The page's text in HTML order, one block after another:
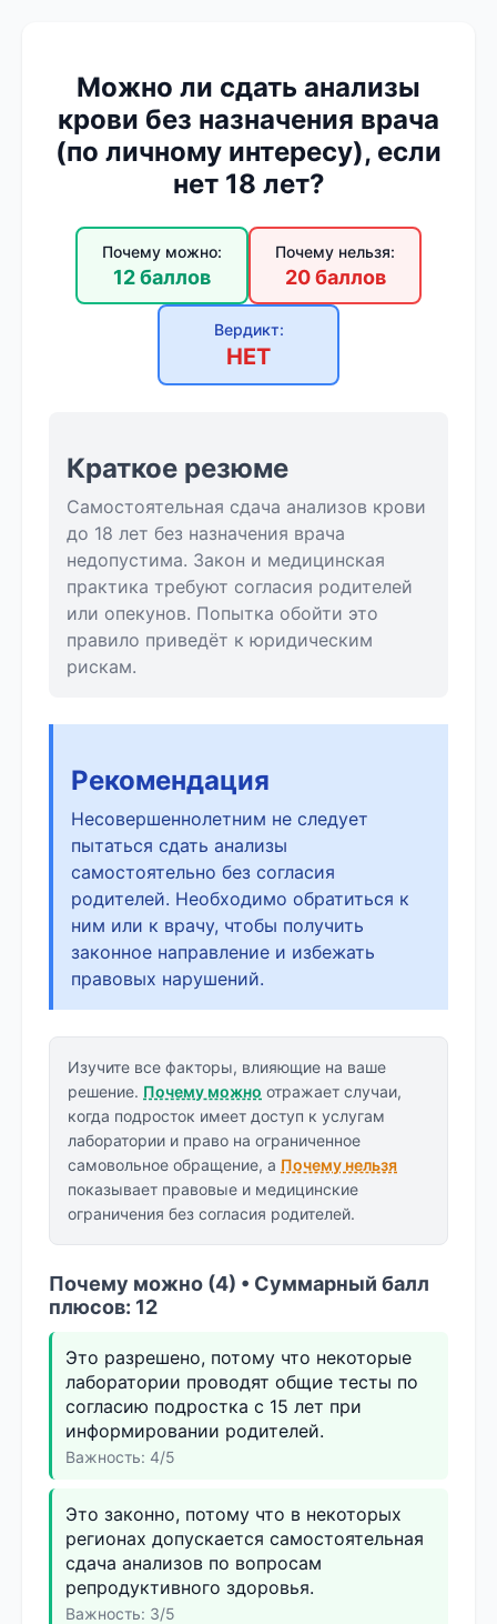
Можно ли сдать анализы
крови без назначения врача
(по личному интересу), если
нет 18 лет?
Почему можно:
12 баллов
Почему нельзя:
20 баллов
Вердикт:
НЕТ
Краткое резюме
Самостоятельная сдача анализов крови
до 18 лет без назначения врача
недопустима. Закон и медицинская
практика требуют согласия родителей
или опекунов. Попытка обойти это
правило приведёт к юридическим
рискам.
Рекомендация
Несовершеннолетним не следует
пытаться сдать анализы
самостоятельно без согласия
родителей. Необходимо обратиться к
ним или к врачу, чтобы получить
законное направление и избежать
правовых нарушений.
Изучите все факторы, влияющие на ваше
решение. Почему можно отражает случаи,
когда подросток имеет доступ к услугам
лаборатории и право на ограниченное
самовольное обращение, а Почему нельзя
показывает правовые и медицинские
ограничения без согласия родителей.
Почему можно (4) • Суммарный балл
плюсов: 12
Это разрешено, потому что некоторые
лаборатории проводят общие тесты по
согласию подростка с 15 лет при
информировании родителей.
Важность: 4/5
Это законно, потому что в некоторых
регионах допускается самостоятельная
сдача анализов по вопросам
репродуктивного здоровья.
Важность: 3/5